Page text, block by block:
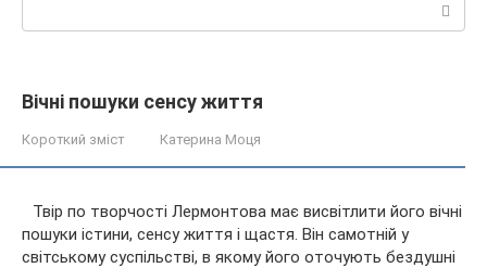
Вічні пошуки сенсу життя
Короткий зміст Катерина Моця
Твір по творчості Лермонтова має висвітлити його вічні
пошуки істини, сенсу життя і щастя. Він самотній у
світському суспільстві, в якому його оточують бездушні